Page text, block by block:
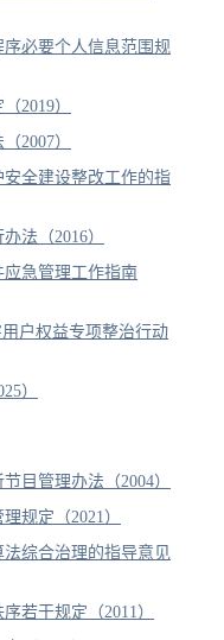
必要个人信息范围规
2019）
2007）
全建设整改工作的指
法（2016）
急管理工作指南
户权益专项整治行动
）
目管理办法（2004）
规定（2021）
综合治理的指导意见
若干规定（2011）